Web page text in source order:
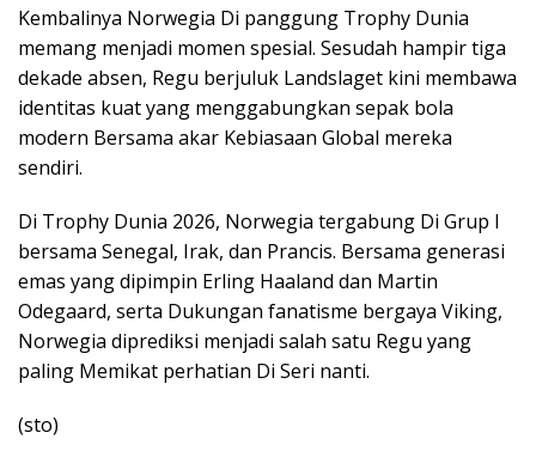
Kembalinya Norwegia Di panggung Trophy Dunia
memang menjadi momen spesial. Sesudah hampir tiga
dekade absen, Regu berjuluk Landslaget kini membawa
identitas kuat yang menggabungkan sepak bola
modern Bersama akar Kebiasaan Global mereka
sendiri.
Di Trophy Dunia 2026, Norwegia tergabung Di Grup I
bersama Senegal, Irak, dan Prancis. Bersama generasi
emas yang dipimpin Erling Haaland dan Martin
Odegaard, serta Dukungan fanatisme bergaya Viking,
Norwegia diprediksi menjadi salah satu Regu yang
paling Memikat perhatian Di Seri nanti.
(sto)